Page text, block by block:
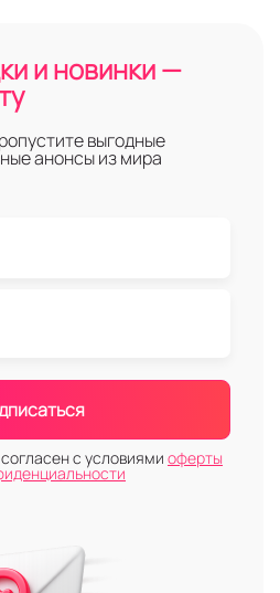
и новинки —
выгодные
анонсы из мира
с условиями оферты